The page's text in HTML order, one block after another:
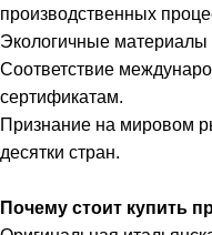
производственных
Экологичные
Соответствие
сертификатам.
Признание на мировом
десятки стран.
Почему стоит купить